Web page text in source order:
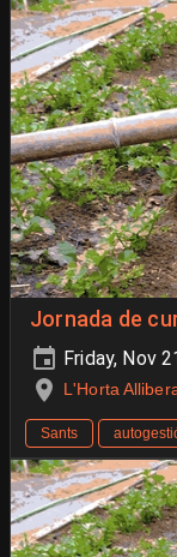
Jornada de
Friday, Nov
L'Horta
Sants